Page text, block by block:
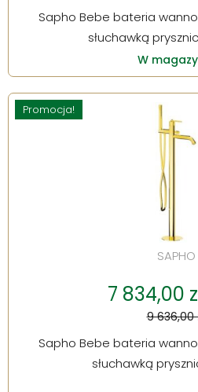
Sapho Bebe bateria
słuchawką
W
Promocja!
SAPHO
7 834,00
9 636,00
Sapho Bebe bateria
słuchawką